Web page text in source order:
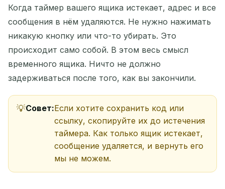
Обновить
Когда таймер вашего ящика истекает, адрес и все
сообщения в нём удаляются. Не нужно нажимать
никакую кнопку или что-то убирать. Это
происходит само собой. В этом весь смысл
временного ящика. Ничто не должно
задерживаться после того, как вы закончили.
Совет:Если хотите сохранить код или
ссылку, скопируйте их до истечения
таймера. Как только ящик истекает,
сообщение удаляется, и вернуть его
мы не можем.